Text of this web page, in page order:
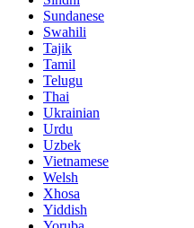
Sundanese
Swahili
Tajik
Tamil
Telugu
Thai
Ukrainian
Urdu
Uzbek
Vietnamese
Welsh
Xhosa
Yiddish